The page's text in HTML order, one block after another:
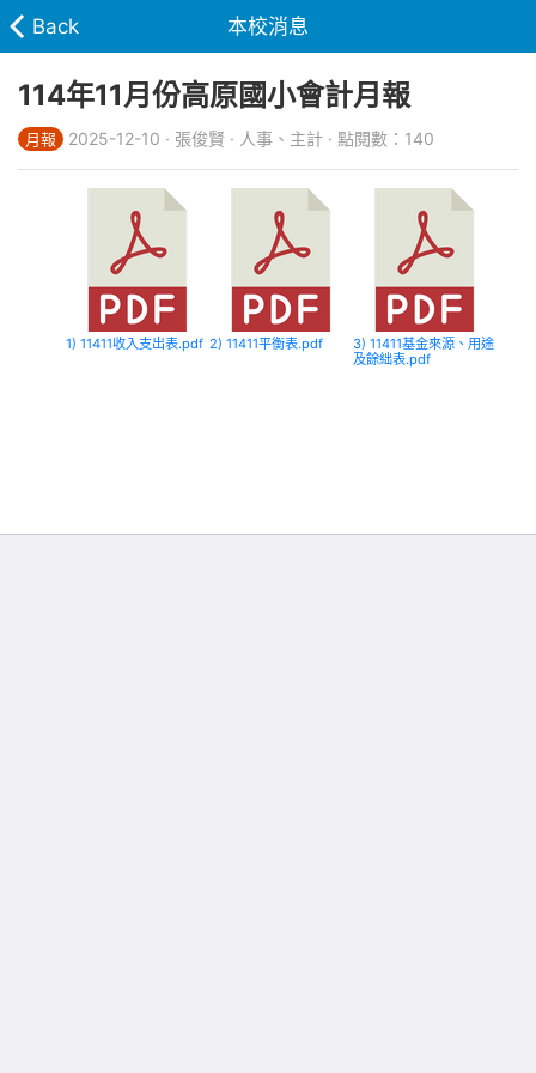
Back 本校消息
114年11月份高原國小會計月報
月報 2025-12-10 · 張俊賢 · 人事、主計 · 點閱數：140
1) 11411收入支出表.pdf 2) 11411平衡表.pdf
3) 11411基金來源、用途
及餘絀表.pdf